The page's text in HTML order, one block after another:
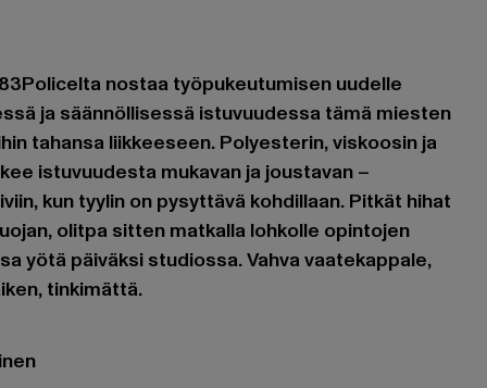
nostaa työpukeutumisen uudelle
ja säännöllisessä istuvuudessa tämä miesten
tahansa liikkeeseen. Polyesterin, viskoosin ja
istuvuudesta mukavan ja joustavan –
kun tyylin on pysyttävä kohdillaan. Pitkät hihat
olitpa sitten matkalla lohkolle opintojen
yötä päiväksi studiossa. Vahva vaatekappale,
tinkimättä.